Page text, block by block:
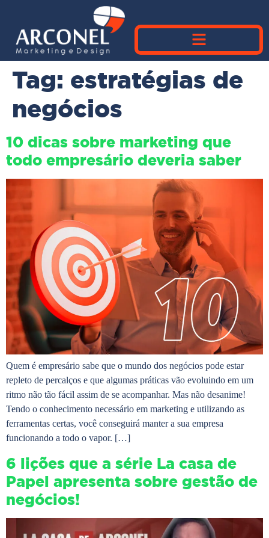
Tag: estratégias de
negócios
10 dicas sobre marketing que
todo empresário deveria saber
Quem é empresário sabe que o mundo dos negócios pode estar
repleto de percalços e que algumas práticas vão evoluindo em um
ritmo não tão fácil assim de se acompanhar. Mas não desanime!
Tendo o conhecimento necessário em marketing e utilizando as
ferramentas certas, você conseguirá manter a sua empresa
funcionando a todo o vapor. […]
6 lições que a série La casa de
Papel apresenta sobre gestão de
negócios!